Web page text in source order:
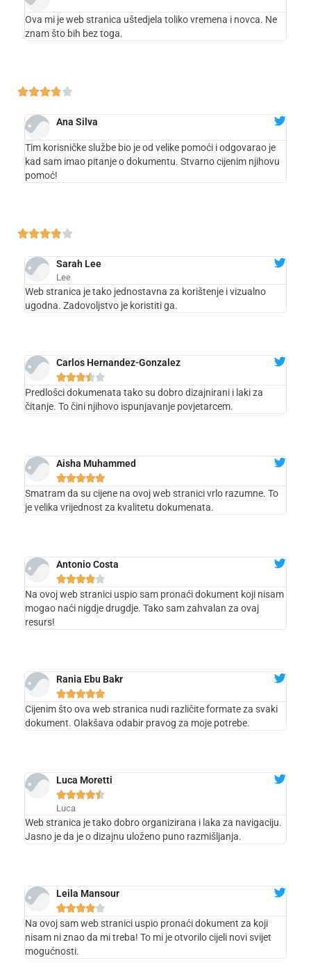
Ova mi je web stranica uštedjela toliko vremena i novca. Ne
znam što bih bez toga.

Ana Silva
Tim korisničke službe bio je od velike pomoći i odgovarao je
kad sam imao pitanje o dokumentu. Stvarno cijenim njihovu
pomoć!

Sarah Lee
Lee
Web stranica je tako jednostavna za korištenje i vizualno
ugodna. Zadovoljstvo je koristiti ga.
Carlos Hernandez-Gonzalez

Predlošci dokumenata tako su dobro dizajnirani i laki za
čitanje. To čini njihovo ispunjavanje povjetarcem.
Aisha Muhammed

Smatram da su cijene na ovoj web stranici vrlo razumne. To
je velika vrijednost za kvalitetu dokumenata.
Antonio Costa

Na ovoj web stranici uspio sam pronaći dokument koji nisam
mogao naći nigdje drugdje. Tako sam zahvalan za ovaj
resurs!
Rania Ebu Bakr

Cijenim što ova web stranica nudi različite formate za svaki
dokument. Olakšava odabir pravog za moje potrebe.
Luca Moretti

Luca
Web stranica je tako dobro organizirana i laka za navigaciju.
Jasno je da je o dizajnu uloženo puno razmišljanja.
Leila Mansour

Na ovoj sam web stranici uspio pronaći dokument za koji
nisam ni znao da mi treba! To mi je otvorilo cijeli novi svijet
mogućnosti.